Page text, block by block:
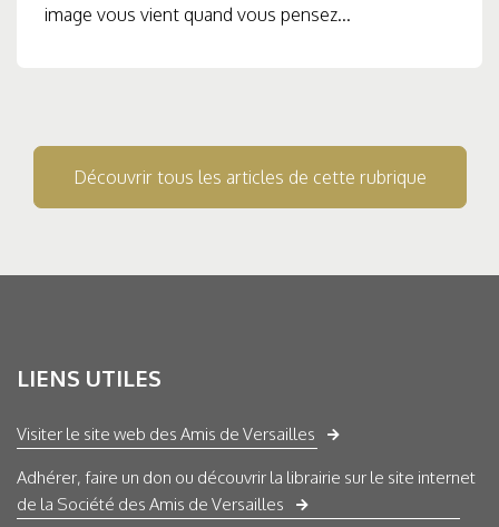
image vous vient quand vous pensez...
Découvrir tous les articles de cette rubrique
LIENS UTILES
Visiter le site web des Amis de Versailles
Adhérer, faire un don ou découvrir la librairie sur le site internet
de la Société des Amis de Versailles